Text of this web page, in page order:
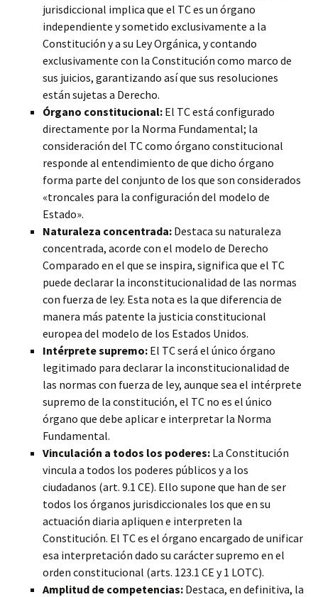
jurisdiccional implica que el TC es un órgano
independiente y sometido exclusivamente a la
Constitución y a su Ley Orgánica, y contando
exclusivamente con la Constitución como marco de
sus juicios, garantizando así que sus resoluciones
están sujetas a Derecho.
Órgano constitucional: El TC está configurado
directamente por la Norma Fundamental; la
consideración del TC como órgano constitucional
responde al entendimiento de que dicho órgano
forma parte del conjunto de los que son considerados
«troncales para la configuración del modelo de
Estado».
Naturaleza concentrada: Destaca su naturaleza
concentrada, acorde con el modelo de Derecho
Comparado en el que se inspira, significa que el TC
puede declarar la inconstitucionalidad de las normas
con fuerza de ley. Esta nota es la que diferencia de
manera más patente la justicia constitucional
europea del modelo de los Estados Unidos.
Intérprete supremo: El TC será el único órgano
legitimado para declarar la inconstitucionalidad de
las normas con fuerza de ley, aunque sea el intérprete
supremo de la constitución, el TC no es el único
órgano que debe aplicar e interpretar la Norma
Fundamental.
Vinculación a todos los poderes: La Constitución
vincula a todos los poderes públicos y a los
ciudadanos (art. 9.1 CE). Ello supone que han de ser
todos los órganos jurisdiccionales los que en su
actuación diaria apliquen e interpreten la
Constitución. El TC es el órgano encargado de unificar
esa interpretación dado su carácter supremo en el
orden constitucional (arts. 123.1 CE y 1 LOTC).
Amplitud de competencias: Destaca, en definitiva, la